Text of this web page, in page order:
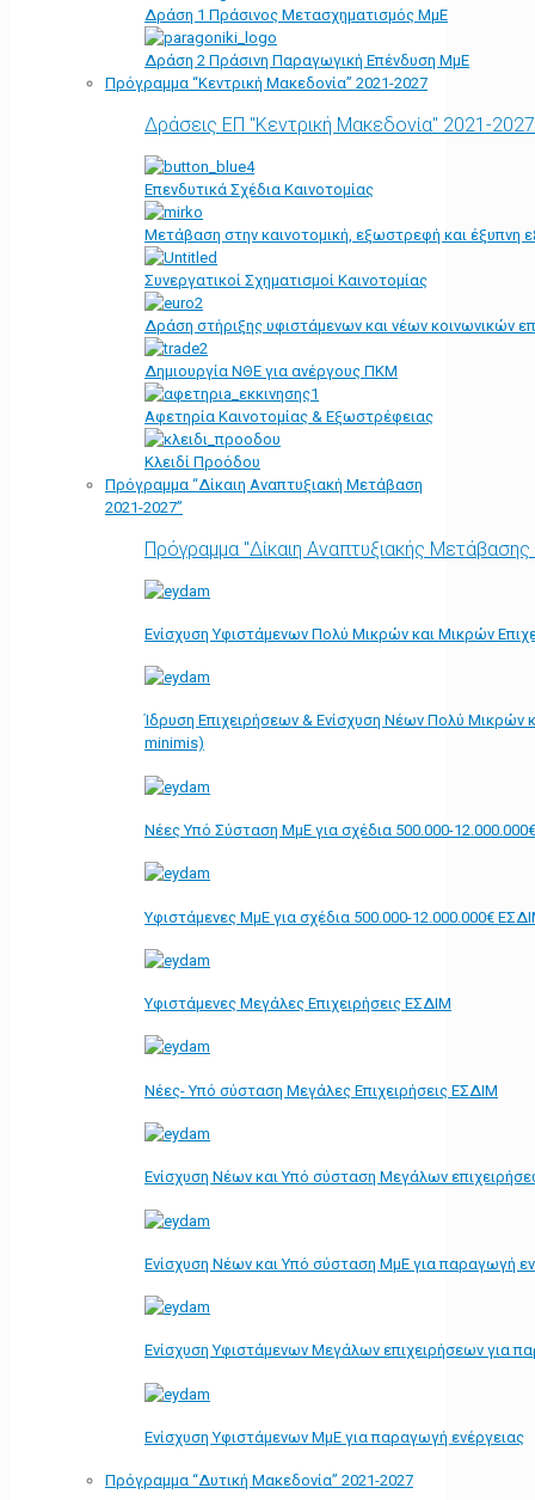
Δράση 1 Πράσινος Μετασχηματισμός ΜμΕ
Δράση 2 Πράσινη Παραγωγική Επένδυση ΜμΕ
Πρόγραμμα “Κεντρική Μακεδονία” 2021-2027
Δράσεις ΕΠ "Κεντρική Μακεδονία" 2021-2027
Επενδυτικά Σχέδια Καινοτομίας
Μετάβαση στην καινοτομική, εξωστρεφή και έξυπνη
Συνεργατικοί Σχηματισμοί Καινοτομίας
Δράση στήριξης υφιστάμενων και νέων κοινωνικών
Δημιουργία ΝΘΕ για ανέργους ΠΚΜ
Αφετηρία Kαινοτομίας & Εξωστρέφειας
Κλειδί Προόδου
Πρόγραμμα “Δίκαιη Αναπτυξιακή Μετάβαση
2021-2027”
Πρόγραμμα "Δίκαιη Αναπτυξιακής
Ενίσχυση Υφιστάμενων Πολύ Μικρών και Μικρών
Ίδρυση Επιχειρήσεων & Ενίσχυση Νέων Πολύ Μικρών
minimis)
Νέες Υπό Σύσταση ΜμΕ για σχέδια 500.000-
Υφιστάμενες ΜμΕ για σχέδια 500.000-12.000.000€
Υφιστάμενες Μεγάλες Επιχειρήσεις ΕΣΔΙΜ
Νέες- Υπό σύσταση Μεγάλες Επιχειρήσεις ΕΣΔΙΜ
Ενίσχυση Νέων και Υπό σύσταση Μεγάλων
Ενίσχυση Νέων και Υπό σύσταση ΜμΕ για παραγωγή
Ενίσχυση Υφιστάμενων Μεγάλων επιχειρήσεων για
Ενίσχυση Υφιστάμενων ΜμΕ για παραγωγή ενέργειας
Πρόγραμμα “Δυτική Μακεδονία” 2021-2027